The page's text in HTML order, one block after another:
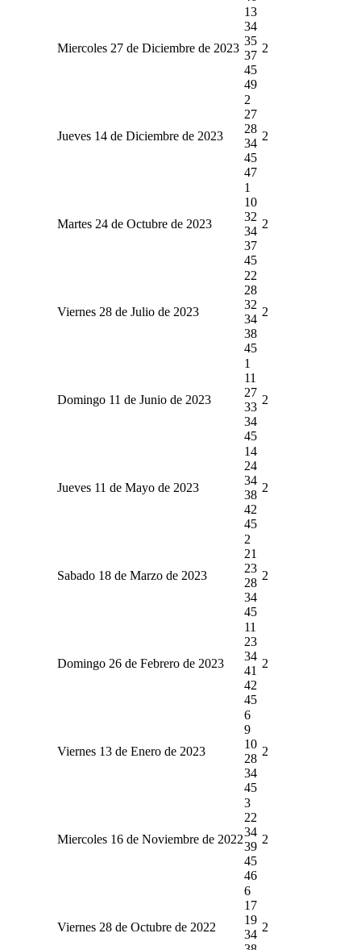
Miercoles 27 de Diciembre de 2023
13
34
35
37
45
49
2
Jueves 14 de Diciembre de 2023
2
27
28
34
45
47
2
Martes 24 de Octubre de 2023
1
10
32
34
37
45
2
Viernes 28 de Julio de 2023
22
28
32
34
38
45
2
Domingo 11 de Junio de 2023
1
11
27
33
34
45
2
Jueves 11 de Mayo de 2023
14
24
34
38
42
45
2
Sabado 18 de Marzo de 2023
2
21
23
28
34
45
2
Domingo 26 de Febrero de 2023
11
23
34
41
42
45
2
Viernes 13 de Enero de 2023
6
9
10
28
34
45
2
Miercoles 16 de Noviembre de 2022
3
22
34
39
45
46
2
Viernes 28 de Octubre de 2022
6
17
19
34
2